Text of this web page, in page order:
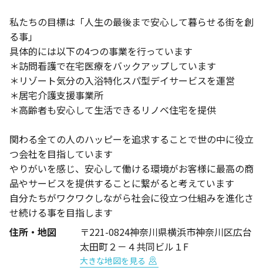
私たちの目標は「人生の最後まで安心して暮らせる街を創
る事」
具体的には以下の4つの事業を行っています
＊訪問看護で在宅医療をバックアップしています
＊リゾート気分の入浴特化スパ型デイサービスを運営
＊居宅介護支援事業所
＊高齢者も安心して生活できるリノベ住宅を提供
関わる全ての人のハッピーを追求することで世の中に役立
つ会社を目指しています
やりがいを感じ、安心して働ける環境がお客様に最高の商
品やサービスを提供することに繋がると考えています
自分たちがワクワクしながら社会に役立つ仕組みを進化さ
せ続ける事を目指します
住所・地図
〒221-0824神奈川県横浜市神奈川区広台
太田町２－４共同ビル１F
大きな地図を見る